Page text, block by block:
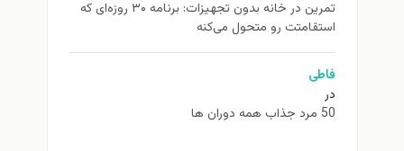
تمرین در خانه بدون تجهیزات: برنامه ۳۰ روزه‌ای که
استقامتت رو متحول می‌کنه
فاطی
در
50 مرد جذاب همه دوران ها